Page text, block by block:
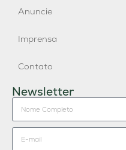
Anuncie
Imprensa
Contato
Newsletter